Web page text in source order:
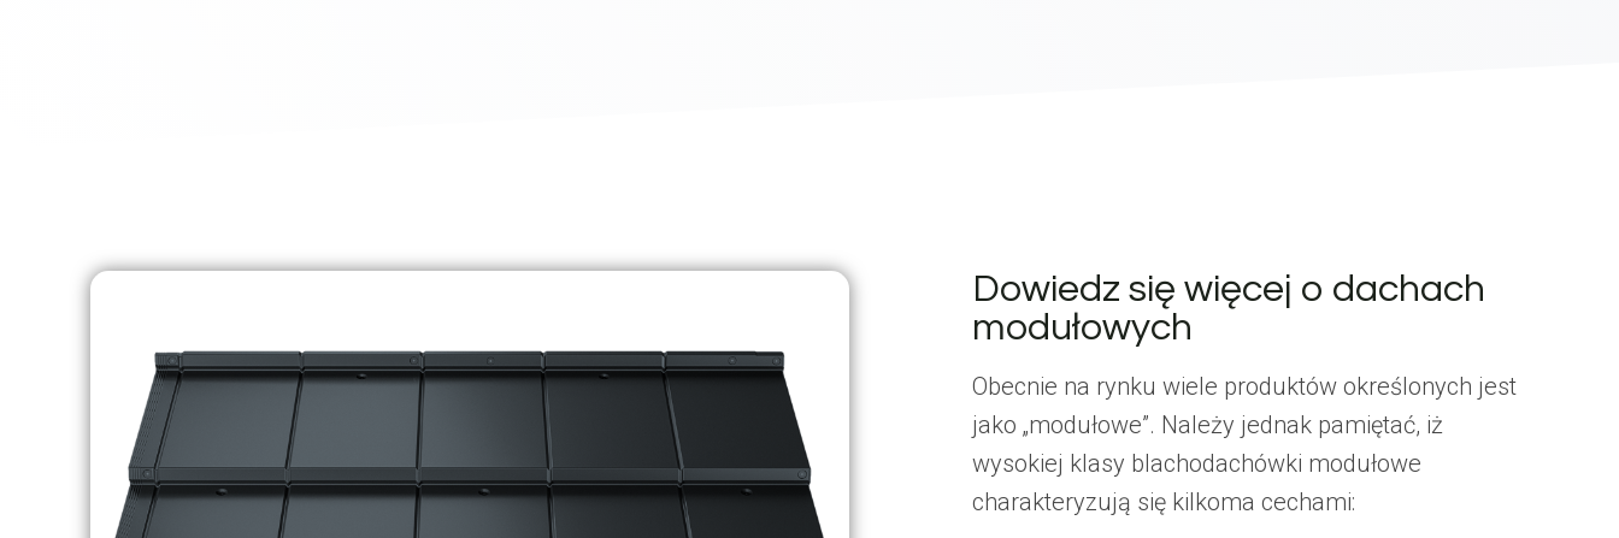
Dowiedz się więcej o dachach
modułowych
Obecnie na rynku wiele produktów określonych jest
jako „modułowe”. Należy jednak pamiętać, iż
wysokiej klasy blachodachówki modułowe
charakteryzują się kilkoma cechami: